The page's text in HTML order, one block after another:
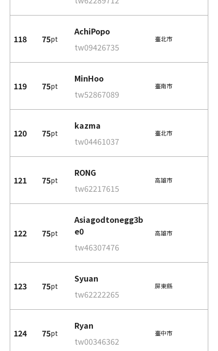
118 75pt
AchiPopo
tw09426735
臺北市
119 75pt
MinHoo
tw52867089
臺南市
120 75pt
kazma
tw04461037
臺北市
121 75pt
RONG
tw62217615
高雄市
122 75pt
Asiagodtonegg3b
e0
tw46307476
高雄市
123 75pt
Syuan
tw62222265
屏東縣
124 75pt
Ryan
tw00346362
臺中市